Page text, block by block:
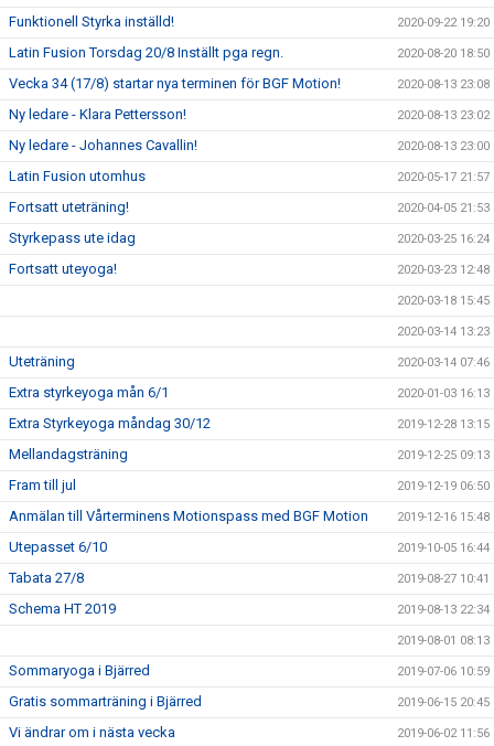
Funktionell Styrka inställd! 2020-09-22 19:20
Latin Fusion Torsdag 20/8 Inställt pga regn. 2020-08-20 18:50
Vecka 34 (17/8) startar nya terminen för BGF Motion! 2020-08-13 23:08
Ny ledare - Klara Pettersson! 2020-08-13 23:02
Ny ledare - Johannes Cavallin! 2020-08-13 23:00
Latin Fusion utomhus 2020-05-17 21:57
Fortsatt uteträning! 2020-04-05 21:53
Styrkepass ute idag 2020-03-25 16:24
Fortsatt uteyoga! 2020-03-23 12:48
2020-03-18 15:45
2020-03-14 13:23
Uteträning 2020-03-14 07:46
Extra styrkeyoga mån 6/1 2020-01-03 16:13
Extra Styrkeyoga måndag 30/12 2019-12-28 13:15
Mellandagsträning 2019-12-25 09:13
Fram till jul 2019-12-19 06:50
Anmälan till Vårterminens Motionspass med BGF Motion 2019-12-16 15:48
Utepasset 6/10 2019-10-05 16:44
Tabata 27/8 2019-08-27 10:41
Schema HT 2019 2019-08-13 22:34
2019-08-01 08:13
Sommaryoga i Bjärred 2019-07-06 10:59
Gratis sommarträning i Bjärred 2019-06-15 20:45
Vi ändrar om i nästa vecka 2019-06-02 11:56